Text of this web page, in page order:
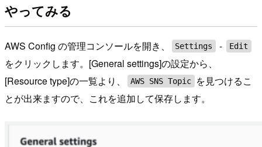
やってみる
AWS Config の管理コンソールを開き、 Settings - Edit
をクリックします。[General settings]の設定から、
[Resource type]の一覧より、
AWS SNS Topic
を見つけるこ
とが出来ますので、これを追加して保存します。